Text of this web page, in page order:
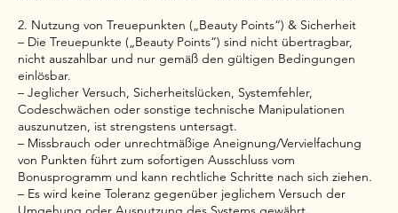
2. Nutzung von Treuepunkten („Beauty Points“) & Sicherheit
– Die Treuepunkte („Beauty Points“) sind nicht übertragbar,
nicht auszahlbar und nur gemäß den gültigen Bedingungen
einlösbar.
– Jeglicher Versuch, Sicherheitslücken, Systemfehler,
Codeschwächen oder sonstige technische Manipulationen
auszunutzen, ist strengstens untersagt.
– Missbrauch oder unrechtmäßige Aneignung/Vervielfachung
von Punkten führt zum sofortigen Ausschluss vom
Bonusprogramm und kann rechtliche Schritte nach sich ziehen.
– Es wird keine Toleranz gegenüber jeglichem Versuch der